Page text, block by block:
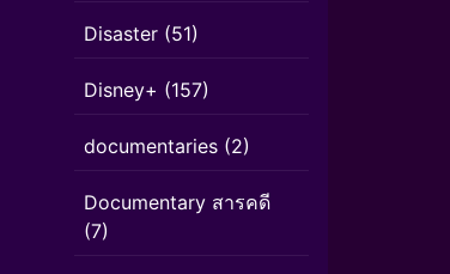
Disaster (51)
Disney+ (157)
documentaries (2)
Documentary สารคดี
(7)